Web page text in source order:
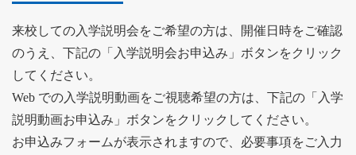
来校しての入学説明会をご希望の方は、開催日時をご確認
のうえ、下記の「入学説明会お申込み」ボタンをクリック
してください。
Web での入学説明動画をご視聴希望の方は、下記の「入学
説明動画お申込み」ボタンをクリックしてください。
お申込みフォームが表示されますので、必要事項をご入力